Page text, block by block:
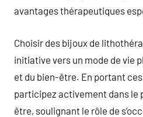
avantages thérapeutiques
Choisir des bijoux de
initiative vers un mode de vie
et du bien-être. En portant
participez activement dans le
être, soulignant le rôle de